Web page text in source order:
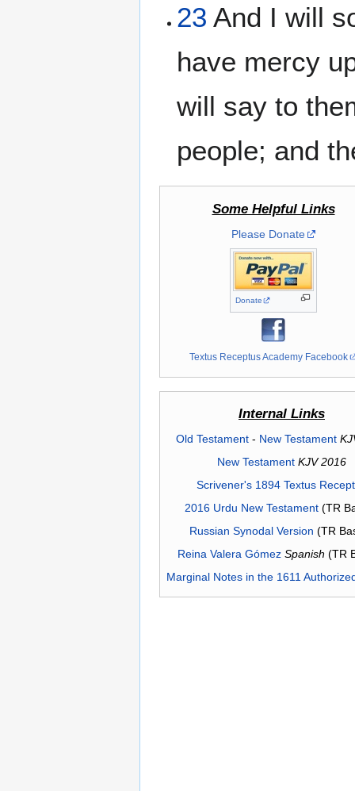
23 And I will
have mercy
will say to
people; and
Some Helpful Links
Please Donate
Donate
Textus Receptus Academy Facebook
Internal Links
Old Testament- New Testament
New Testament KJV 2016
Scrivener's 1894 Textus
2016 Urdu New Testament(TR
Russian Synodal Version (TR
Reina Valera Gómez Spanish (TR
Marginal Notes in the 1611